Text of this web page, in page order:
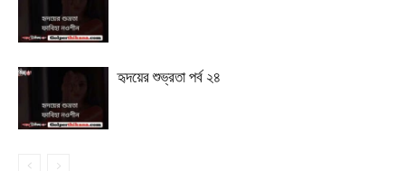
হৃদয়ের শুভ্রতা পর্ব ২৪